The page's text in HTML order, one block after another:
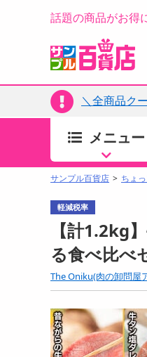
話題の商品がお得
＼全商品ク
ちょっ
食品・調味料
加工食品
お菓子
アイス・スイ
飲料
洗剤
キッチン・日
メニュー
キッチン・日用品
サンプル百貨店 ちょ
軽減税率
【計1.2kg
る食べ比べ
The Oniku(肉の卸問屋
0 0
袋】牛すじ
08
ちょっプル
【暖色/2個セ
ーソーラー